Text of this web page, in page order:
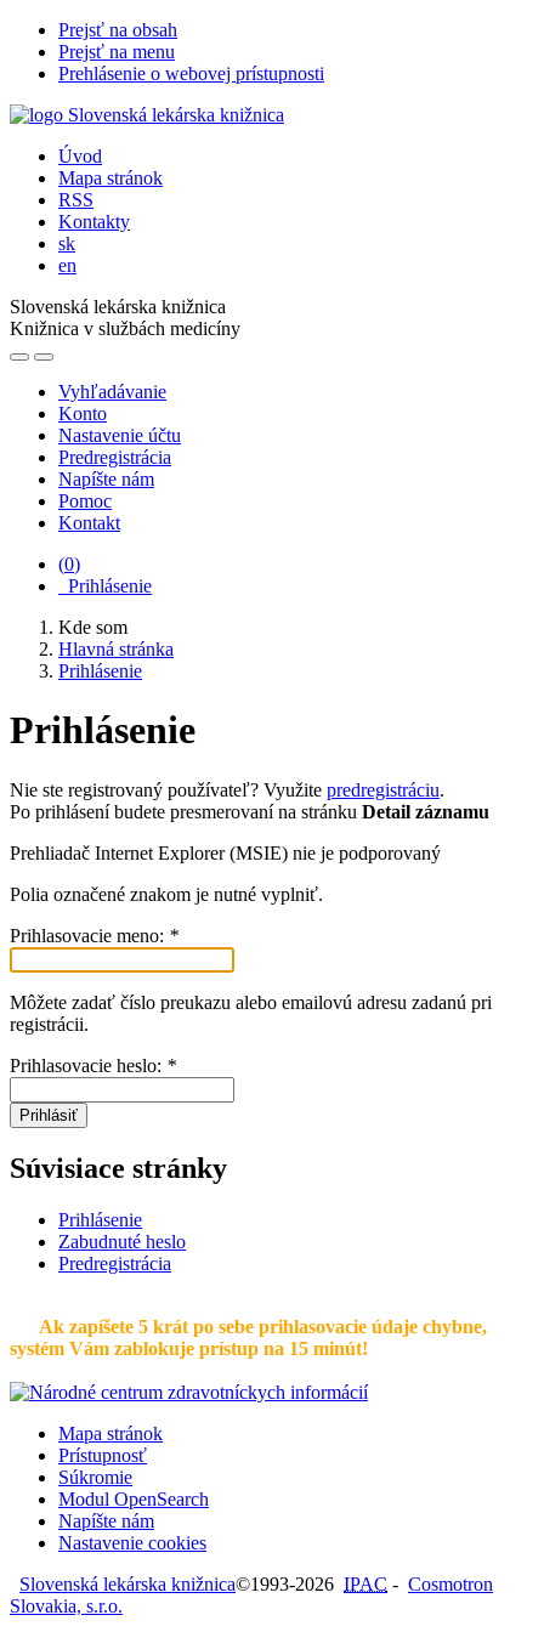
Prejsť na obsah
Prejsť na menu
Prehlásenie o webovej prístupnosti
Úvod
Mapa stránok
RSS
Kontakty
sk
en
Slovenská lekárska knižnica
Knižnica v službách medicíny
Vyhľadávanie
Konto
Nastavenie účtu
Predregistrácia
Napíšte nám
Pomoc
Kontakt
(0)
Prihlásenie
Kde som
Hlavná stránka
Prihlásenie
Prihlásenie
Nie ste registrovaný používateľ? Využite predregistráciu.
Po prihlásení budete presmerovaní na stránku Detail záznamu
Prehliadač Internet Explorer (MSIE) nie je podporovaný
Polia označené znakom je nutné vyplniť.
Prihlasovacie meno: *
Môžete zadať číslo preukazu alebo emailovú adresu zadanú pri
registrácii.
Prihlasovacie heslo: *
Prihlásiť
Súvisiace stránky
Prihlásenie
Zabudnuté heslo
Predregistrácia
Ak zapíšete 5 krát po sebe prihlasovacie údaje chybne,
systém Vám zablokuje prístup na 15 minút!
Mapa stránok
Prístupnosť
Súkromie
Modul OpenSearch
Napíšte nám
Nastavenie cookies
Slovenská lekárska knižnica©1993-2026 IPAC - Cosmotron
Slovakia, s.r.o.